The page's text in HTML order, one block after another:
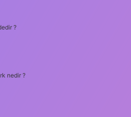
?
nedir ?